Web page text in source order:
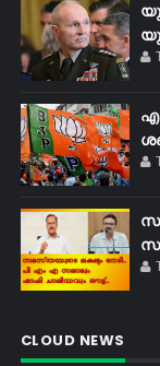
CLOUD NEWS